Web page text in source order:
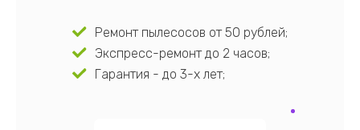
Ремонт пылесосов от 50 рублей;
Экспресс-ремонт до 2 часов;
Гарантия - до 3-х лет;